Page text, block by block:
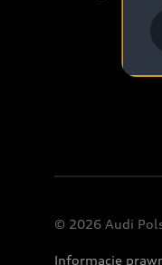
© 2026 Audi
Informacje